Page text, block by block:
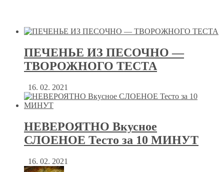
ПЕЧЕНЬЕ ИЗ ПЕСОЧНО —
ТВОРОЖНОГО ТЕСТА
16. 02. 2021
НЕВЕРОЯТНО Вкусное
СЛОЕНОЕ Тесто за 10 МИНУТ
16. 02. 2021